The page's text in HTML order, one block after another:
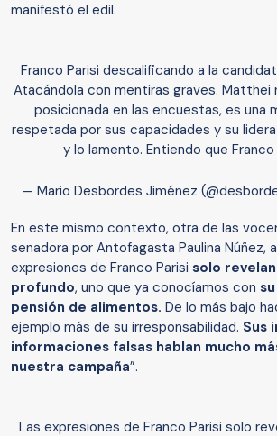
manifestó el edil.
Franco Parisi descalificando a la
Atacándola con mentiras graves. Matthei
posicionada en las encuestas, es una
respetada por sus capacidades y su
y lo lamento. Entiendo que
— Mario Desbordes Jiménez
En este mismo contexto, otra de las
senadora por Antofagasta Paulina Núñez,
expresiones de Franco Parisi solo
profundo, uno que ya conocíamos con
pensión de alimentos. De lo más bajo
ejemplo más de su irresponsabilidad. Sus
informaciones falsas hablan mucho
nuestra campaña”.
Las expresiones de Franco Parisi solo